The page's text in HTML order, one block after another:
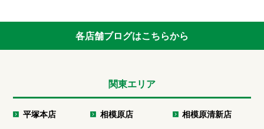
各店舗ブログはこちらから
関東エリア
平塚本店 相模原店 相模原清新店